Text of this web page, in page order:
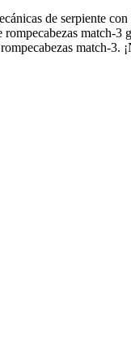
de serpiente
match-
match-3.